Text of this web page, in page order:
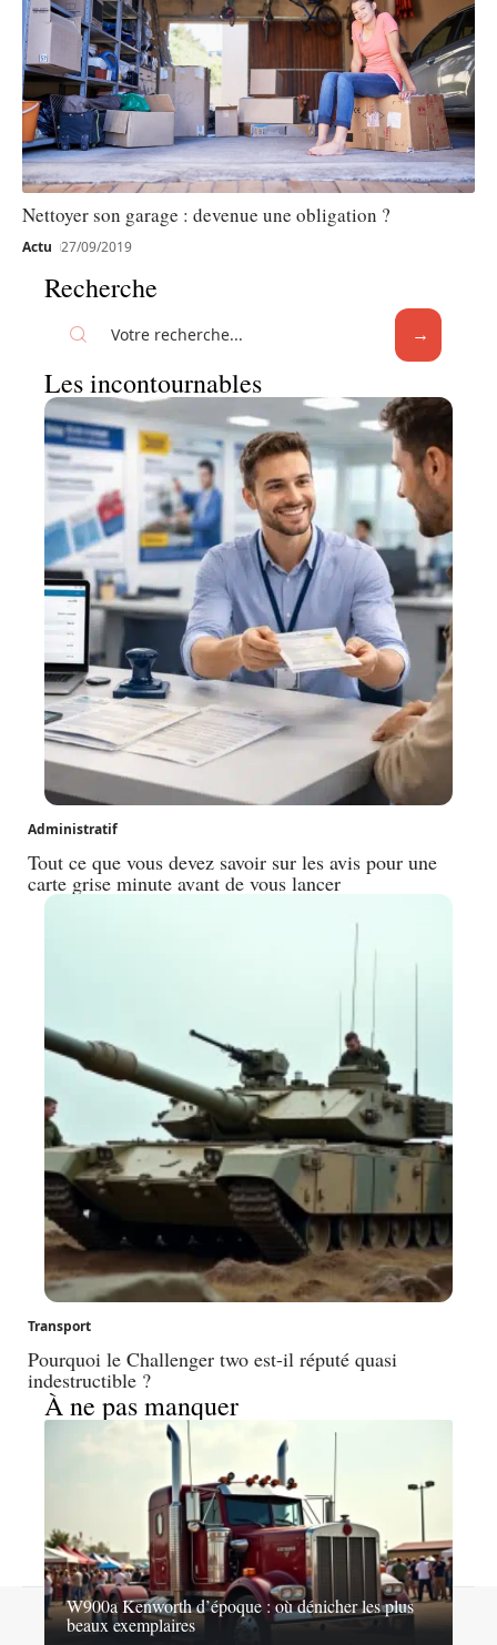
Nettoyer son garage : devenue une obligation ?
Actu 27/09/2019
Recherche
Les incontournables
Administratif
Tout ce que vous devez savoir sur les avis pour une
carte grise minute avant de vous lancer
Transport
Pourquoi le Challenger two est-il réputé quasi
indestructible ?
À ne pas manquer
W900a Kenworth d’époque : où dénicher les plus
beaux exemplaires
Contact Mentions légales Sitemap